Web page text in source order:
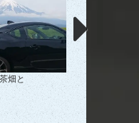
畑と 初富士